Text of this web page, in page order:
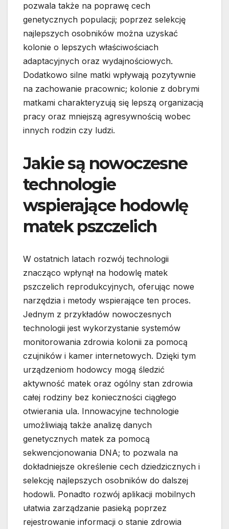
pozwala także na poprawę cech
genetycznych populacji; poprzez selekcję
najlepszych osobników można uzyskać
kolonie o lepszych właściwościach
adaptacyjnych oraz wydajnościowych.
Dodatkowo silne matki wpływają pozytywnie
na zachowanie pracownic; kolonie z dobrymi
matkami charakteryzują się lepszą organizacją
pracy oraz mniejszą agresywnością wobec
innych rodzin czy ludzi.
Jakie są nowoczesne
technologie
wspierające hodowlę
matek pszczelich
W ostatnich latach rozwój technologii
znacząco wpłynął na hodowlę matek
pszczelich reprodukcyjnych, oferując nowe
narzędzia i metody wspierające ten proces.
Jednym z przykładów nowoczesnych
technologii jest wykorzystanie systemów
monitorowania zdrowia kolonii za pomocą
czujników i kamer internetowych. Dzięki tym
urządzeniom hodowcy mogą śledzić
aktywność matek oraz ogólny stan zdrowia
całej rodziny bez konieczności ciągłego
otwierania ula. Innowacyjne technologie
umożliwiają także analizę danych
genetycznych matek za pomocą
sekwencjonowania DNA; to pozwala na
dokładniejsze określenie cech dziedzicznych i
selekcję najlepszych osobników do dalszej
hodowli. Ponadto rozwój aplikacji mobilnych
ułatwia zarządzanie pasieką poprzez
rejestrowanie informacji o stanie zdrowia